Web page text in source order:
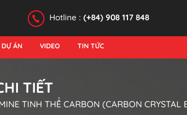
Hotline : (+84) 908 117 848
DỰ ÁN VIDEO TIN TỨC
TIẾT
TINH THỂ CARBON (CARBON CRYSTAL